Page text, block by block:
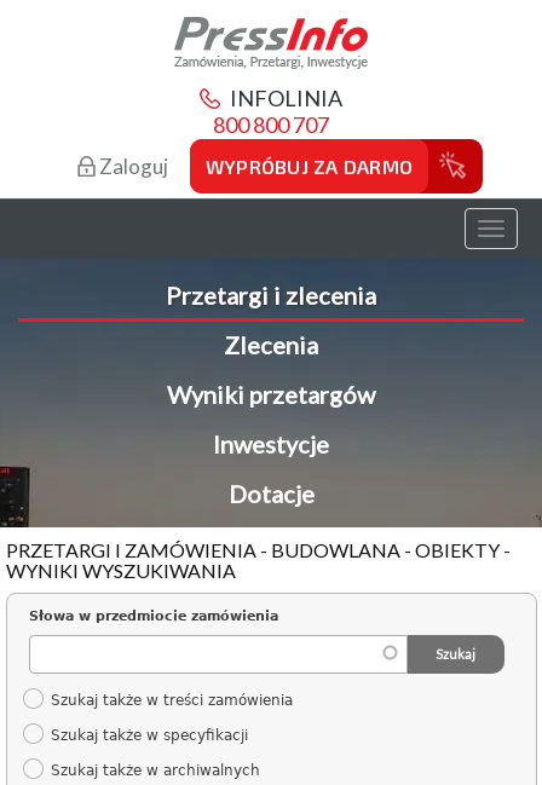
INFOLINIA
800 800 707
Zaloguj WYPRÓBUJ ZA DARMO
Toggle
Przetargi i zlecenia
Zlecenia
Wyniki przetargów
Inwestycje
Dotacje
PRZETARGI I ZAMÓWIENIA - BUDOWLANA - OBIEKTY -
WYNIKI WYSZUKIWANIA
Słowa w przedmiocie zamówienia
Szukaj także w treści zamówienia
Szukaj także w specyfikacji
Szukaj także w archiwalnych